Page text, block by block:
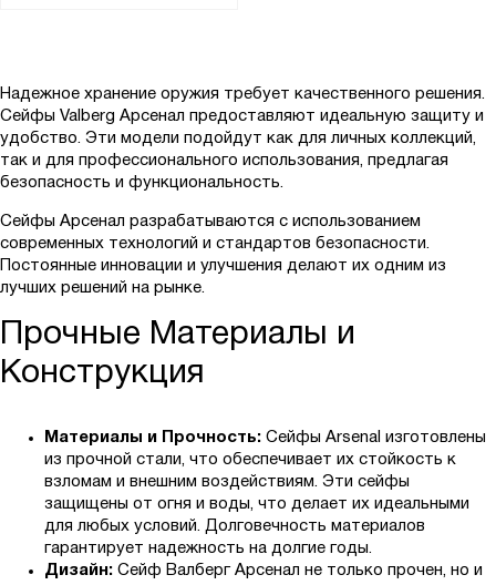
Надежное хранение оружия требует качественного решения.
Сейфы Valberg Арсенал предоставляют идеальную защиту и
удобство. Эти модели подойдут как для личных коллекций,
так и для профессионального использования, предлагая
безопасность и функциональность.
Сейфы Арсенал разрабатываются с использованием
современных технологий и стандартов безопасности.
Постоянные инновации и улучшения делают их одним из
лучших решений на рынке.
Прочные Материалы и
Конструкция
Материалы и Прочность: Сейфы Arsenal изготовлены
из прочной стали, что обеспечивает их стойкость к
взломам и внешним воздействиям. Эти сейфы
защищены от огня и воды, что делает их идеальными
для любых условий. Долговечность материалов
гарантирует надежность на долгие годы.
Дизайн: Сейф Валберг Арсенал не только прочен, но и